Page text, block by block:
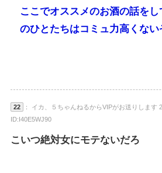
ここでオススメのお酒の話を
のひとたちはコミュ力高くない
22
： イカ、５ちゃんねるからVIPがお送りします
ID:I40E5WJ90
こいつ絶対女にモテないだろ